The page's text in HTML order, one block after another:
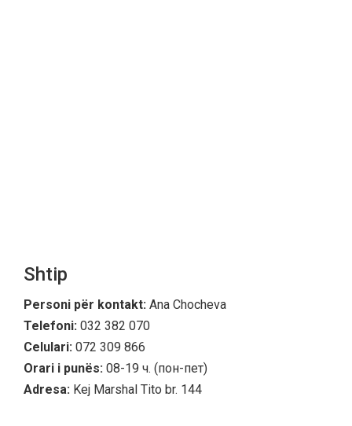
Shtip
Personi për kontakt: Ana Chocheva
Telefoni: 032 382 070
Celulari: 072 309 866
Orari i punës: 08-19 ч. (пон-пет)
Adresa: Kej Marshal Tito br. 144